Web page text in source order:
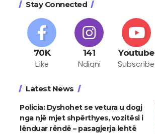
Stay Connected
70K
Like
141
Ndiqni
Youtube
Subscribe
Latest News
Policia: Dyshohet se vetura u dogj
nga një mjet shpërthyes, vozitësi i
lënduar rëndë – pasagjerja lehtë